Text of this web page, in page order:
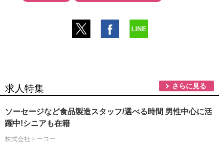
求人特集 さらに見る
ソーセージなど食品製造スタッフ/選べる時間 男性中心に活
躍中!シニアも在籍
株式会社トーコー